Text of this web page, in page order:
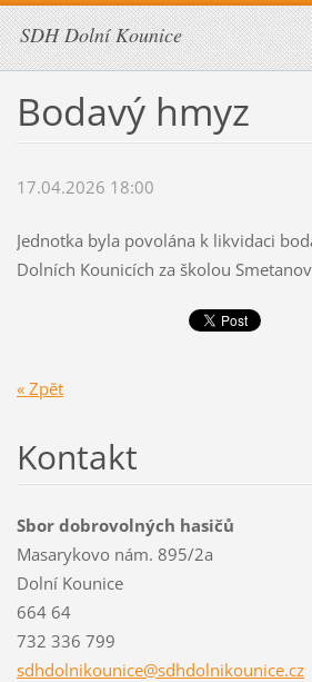
SDH Dolní Kounice
Bodavý hmyz
17.04.2026 18:00
Jednotka byla povolána k likvidaci
Dolních Kounicích za školou
« Zpět
Kontakt
Sbor dobrovolných hasičů
Masarykovo nám. 895/2a
Dolní Kounice
664 64
732 336 799
sdhdolnikounice@sdhdolnikounice.cz